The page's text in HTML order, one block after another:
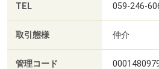
TEL 059-246-
取引態様 仲介
管理コード